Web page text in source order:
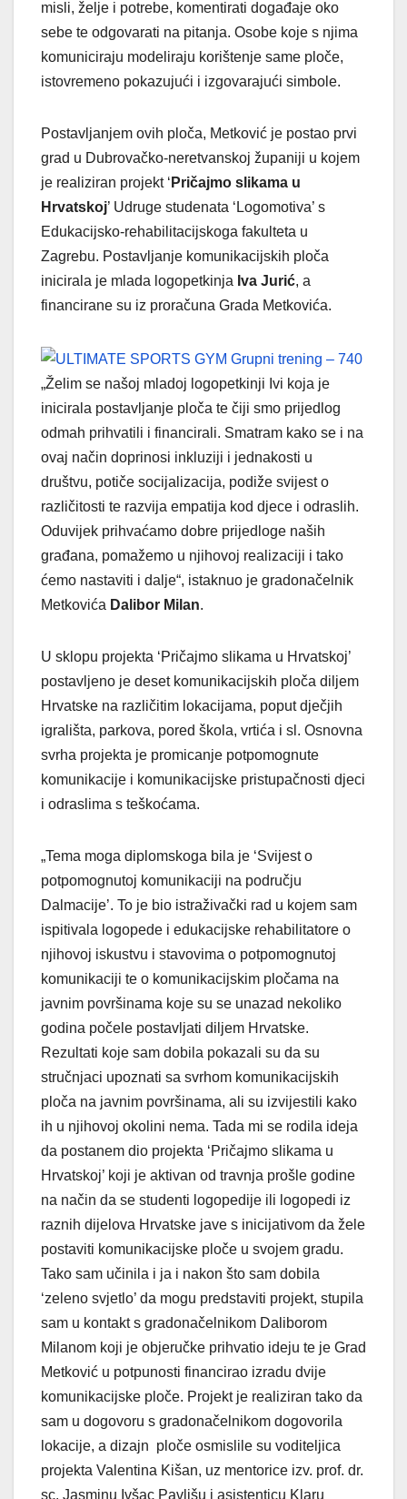
misli, želje i potrebe, komentirati događaje oko
sebe te odgovarati na pitanja. Osobe koje s njima
komuniciraju modeliraju korištenje same ploče,
istovremeno pokazujući i izgovarajući simbole.
Postavljanjem ovih ploča, Metković je postao prvi
grad u Dubrovačko-neretvanskoj županiji u kojem
je realiziran projekt ‘ Pričajmo slikama u
Hrvatskoj’ Udruge studenata ‘Logomotiva’ s
Edukacijsko-rehabilitacijskoga fakulteta u
Zagrebu. Postavljanje komunikacijskih ploča
inicirala je mlada logopetkinja Iva Jurić, a
financirane su iz proračuna Grada Metkovića.
„Želim se našoj mladoj logopetkinji Ivi koja je
inicirala postavljanje ploča te čiji smo prijedlog
odmah prihvatili i financirali. Smatram kako se i na
ovaj način doprinosi inkluziji i jednakosti u
društvu, potiče socijalizacija, podiže svijest o
različitosti te razvija empatija kod djece i odraslih.
Oduvijek prihvaćamo dobre prijedloge naših
građana, pomažemo u njihovoj realizaciji i tako
ćemo nastaviti i dalje“, istaknuo je gradonačelnik
Metkovića Dalibor Milan.
U sklopu projekta ‘Pričajmo slikama u Hrvatskoj’
postavljeno je deset komunikacijskih ploča diljem
Hrvatske na različitim lokacijama, poput dječjih
igrališta, parkova, pored škola, vrtića i sl. Osnovna
svrha projekta je promicanje potpomognute
komunikacije i komunikacijske pristupačnosti djeci
i odraslima s teškoćama.
„Tema moga diplomskoga bila je ‘Svijest o
potpomognutoj komunikaciji na području
Dalmacije’. To je bio istraživački rad u kojem sam
ispitivala logopede i edukacijske rehabilitatore o
njihovoj iskustvu i stavovima o potpomognutoj
komunikaciji te o komunikacijskim pločama na
javnim površinama koje su se unazad nekoliko
godina počele postavljati diljem Hrvatske.
Rezultati koje sam dobila pokazali su da su
stručnjaci upoznati sa svrhom komunikacijskih
ploča na javnim površinama, ali su izvijestili kako
ih u njihovoj okolini nema. Tada mi se rodila ideja
da postanem dio projekta ‘Pričajmo slikama u
Hrvatskoj’ koji je aktivan od travnja prošle godine
na način da se studenti logopedije ili logopedi iz
raznih dijelova Hrvatske jave s inicijativom da žele
postaviti komunikacijske ploče u svojem gradu.
Tako sam učinila i ja i nakon što sam dobila
‘zeleno svjetlo’ da mogu predstaviti projekt, stupila
sam u kontakt s gradonačelnikom Daliborom
Milanom koji je objeručke prihvatio ideju te je Grad
Metković u potpunosti financirao izradu dvije
komunikacijske ploče. Projekt je realiziran tako da
sam u dogovoru s gradonačelnikom dogovorila
lokacije, a dizajn ploče osmislile su voditeljica
projekta Valentina Kišan, uz mentorice izv. prof. dr.
sc. Jasminu Ivšac Pavlišu i asistenticu Klaru